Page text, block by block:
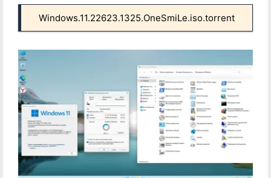
Windows.11.22623.1325.OneSmiLe.iso.torrent